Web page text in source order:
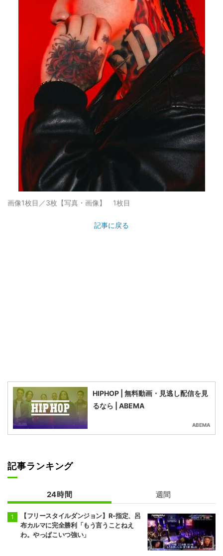
画像1枚目／3枚 【写真・画像】 1枚目
記事に戻る
HIPHOP | 無料動画・見逃し配信を見
るなら | ABEMA
ABEMA
記事ランキング
24時間 週間
【フリースタイルダンジョン】R-指定、呂
布カルマに完全勝利「もう言うことねえ
わ。やっぱこいつ強い」